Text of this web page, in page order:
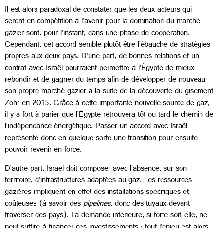
Il est alors paradoxal de constater que les deux acteurs qui
seront en compétition à l’avenir pour la domination du marché
gazier sont, pour l’instant, dans une phase de coopération.
Cependant, cet accord semble plutôt être l’ébauche de stratégies
propres aux deux pays. D’une part, de bonnes relations et un
contrat avec Israël pourraient permettre à l’Égypte de mieux
rebondir et de gagner du temps afin de développer de nouveau
son propre marché gazier à la suite de la découverte du gisement
Zohr en 2015. Grâce à cette importante nouvelle source de gaz,
il y a fort à parier que l’Égypte retrouvera tôt ou tard le chemin de
l’indépendance énergétique. Passer un accord avec Israël
représente donc en quelque sorte une transition pour ensuite
pouvoir revenir en force.
D’autre part, Israël doit composer avec l’absence, sur son
territoire, d’infrastructures adaptées au gaz. Les ressources
gazières impliquent en effet des installations spécifiques et
coûteuses (à savoir despipelines, donc des tuyaux devant
traverser des pays). La demande intérieure, si forte soit-elle, ne